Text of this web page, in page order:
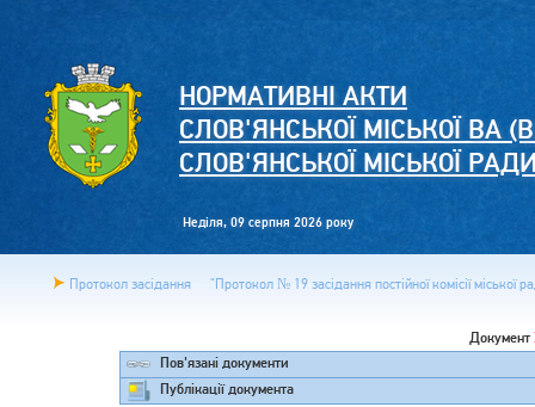
НОРМАТИВНІ АКТИ
СЛОВ'ЯНСЬКОЇ МІСЬКОЇ ВА
СЛОВ'ЯНСЬКОЇ МІСЬКОЇ
Неділя, 09 серпня 2026 року
Протокол засідання "Протокол № 19 засідання постійної комісії
Документ
Пов'язані документи
Публікації документа